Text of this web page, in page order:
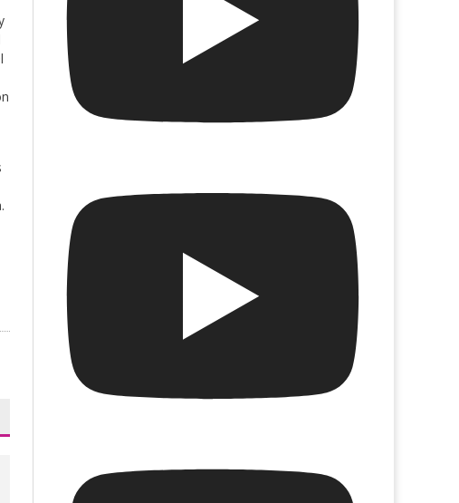
La computadora salvaje